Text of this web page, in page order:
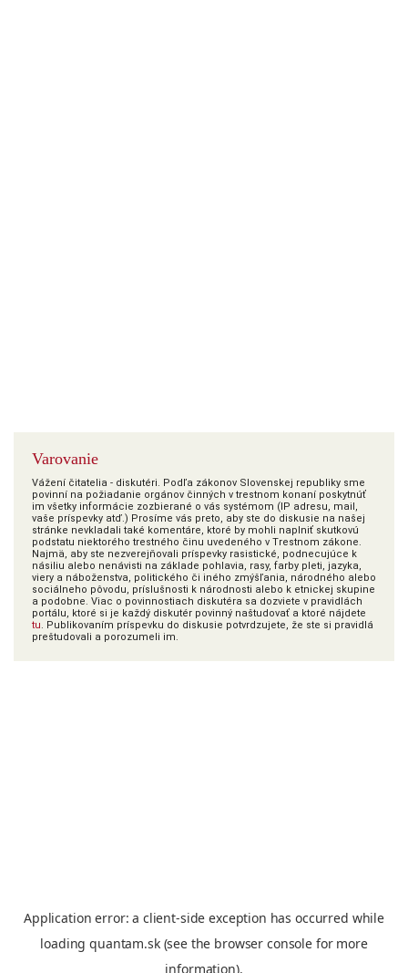
Varovanie
Vážení čitatelia - diskutéri. Podľa zákonov Slovenskej republiky sme
povinní na požiadanie orgánov činných v trestnom konaní poskytnúť
im všetky informácie zozbierané o vás systémom (IP adresu, mail,
vaše príspevky atď.) Prosíme vás preto, aby ste do diskusie na našej
stránke nevkladali také komentáre, ktoré by mohli naplniť skutkovú
podstatu niektorého trestného činu uvedeného v Trestnom zákone.
Najmä, aby ste nezverejňovali príspevky rasistické, podnecujúce k
násiliu alebo nenávisti na základe pohlavia, rasy, farby pleti, jazyka,
viery a náboženstva, politického či iného zmýšľania, národného alebo
sociálneho pôvodu, príslušnosti k národnosti alebo k etnickej skupine
a podobne. Viac o povinnostiach diskutéra sa dozviete v pravidlách
portálu, ktoré si je každý diskutér povinný naštudovať a ktoré nájdete
tu. Publikovaním príspevku do diskusie potvrdzujete, že ste si pravidlá
preštudovali a porozumeli im.